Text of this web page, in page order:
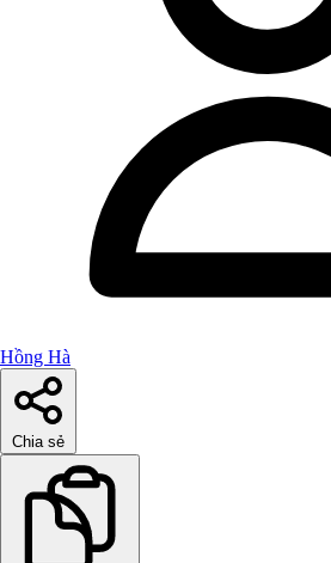
Hồng Hà
Chia sẻ